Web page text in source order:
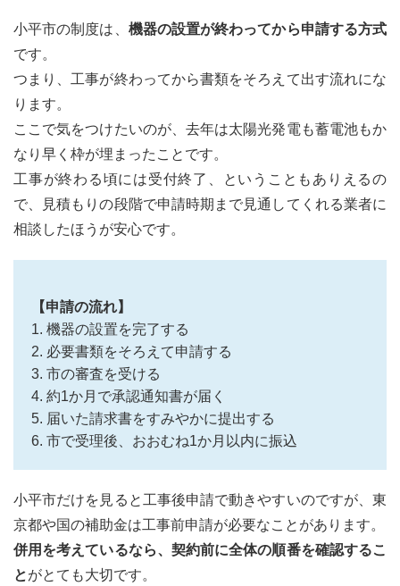
小平市の制度は、 機器の設置が終わってから申請する方式
です。
つまり、工事が終わってから書類をそろえて出す流れにな
ります。
ここで気をつけたいのが、去年は太陽光発電も蓄電池もか
なり早く枠が埋まったことです。
工事が終わる頃には受付終了、ということもありえるの
で、見積もりの段階で申請時期まで見通してくれる業者に
相談したほうが安心です。
【申請の流れ】
1. 機器の設置を完了する
2. 必要書類をそろえて申請する
3. 市の審査を受ける
4. 約1か月で承認通知書が届く
5. 届いた請求書をすみやかに提出する
6. 市で受理後、おおむね1か月以内に振込
小平市だけを見ると工事後申請で動きやすいのですが、東
京都や国の補助金は工事前申請が必要なことがあります。
併用を考えているなら、契約前に全体の順番を確認するこ
とがとても大切です。